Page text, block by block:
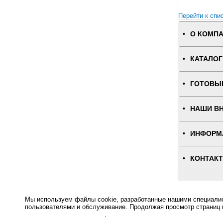
Мы используем файлы cookie, разработанные нашими
пользователями и обслуживание. Продолжая просмотр
.
Перейти к
О
КАТАЛОГ
НАШИ
Интернет-